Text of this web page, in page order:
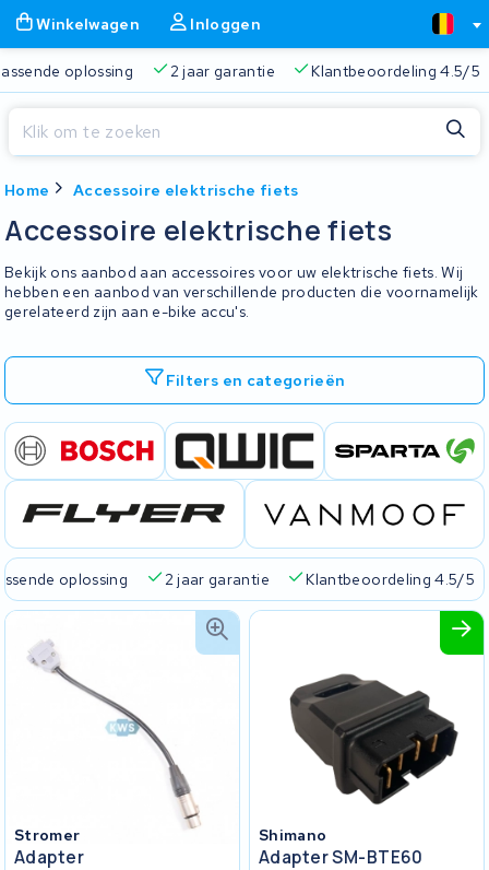
Winkelwagen Inloggen
oplossing 2 jaar garantie Klantbeoordeling 4.5/5
Home Accessoire elektrische fiets
Accessoire elektrische fiets
Bekijk ons aanbod aan accessoires voor uw elektrische fiets. Wij
hebben een aanbod van verschillende producten die voornamelijk
gerelateerd zijn aan e-bike accu's.
Filters en categorieën
oplossing 2 jaar garantie Klantbeoordeling 4.5/5
Stromer
Adapter
Shimano
Adapter SM-BTE60
Je winkelwagen is leeg.
Gratis verzending Altijd een passende oplossing
Sluiten
Begin te typen in de zoekbalk om te zoeken